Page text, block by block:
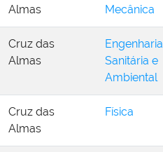
Almas
Mecânica
Cruz das
Almas
Engenharia
Sanitária e
Ambiental
Cruz das
Almas
Física